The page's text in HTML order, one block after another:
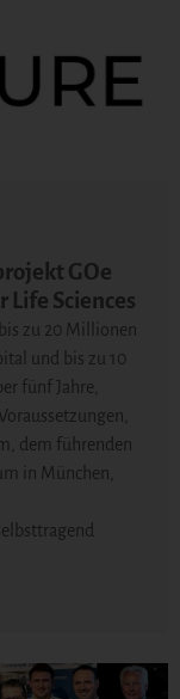
GOe
Life Sciences
zu 20 Millionen
und bis zu 10
fünf Jahre,
dem führenden
in München,